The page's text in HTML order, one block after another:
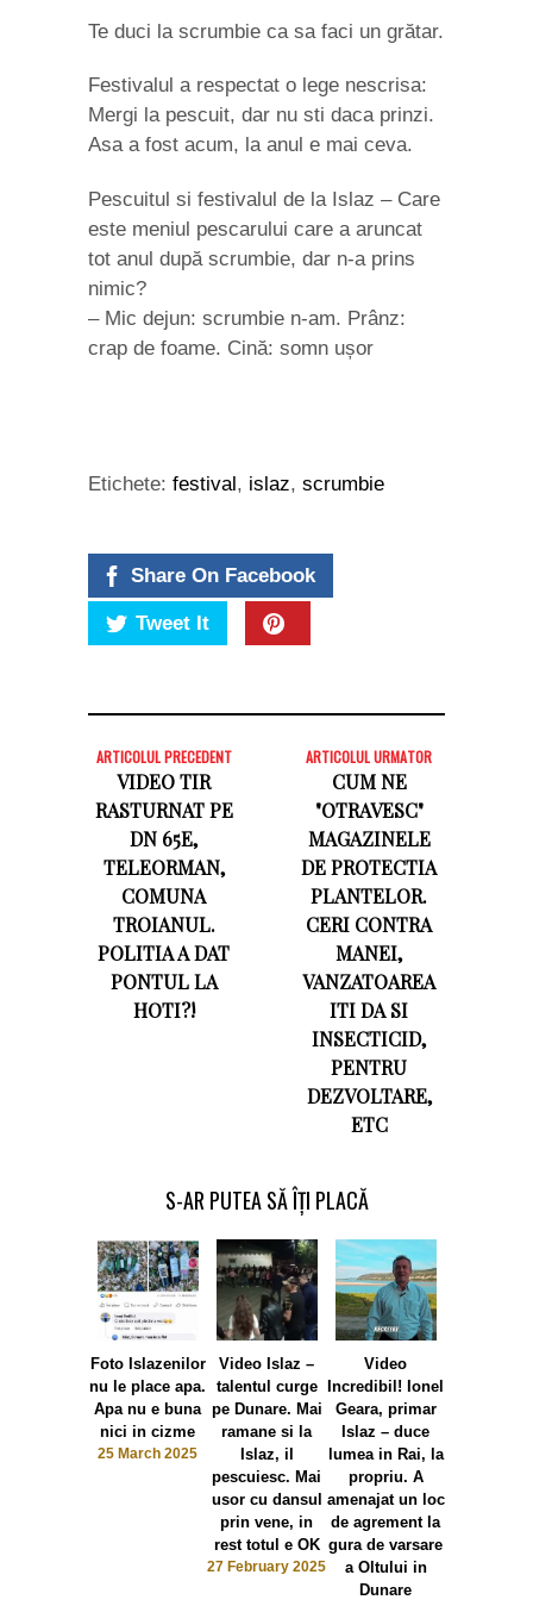
Te duci la scrumbie ca sa faci un grătar.
Festivalul a respectat o lege nescrisa:
Mergi la pescuit, dar nu sti daca prinzi.
Asa a fost acum, la anul e mai ceva.
Pescuitul si festivalul de la Islaz – Care
este meniul pescarului care a aruncat
tot anul după scrumbie, dar n-a prins
nimic?
– Mic dejun: scrumbie n-am. Prânz:
crap de foame. Cină: somn ușor
Etichete: festival, islaz, scrumbie
Share On Facebook
Tweet It
ARTICOLUL PRECEDENT
VIDEO TIR
RASTURNAT PE
DN 65E,
TELEORMAN,
COMUNA
TROIANUL.
POLITIA A DAT
PONTUL LA
HOTI?!
ARTICOLUL URMATOR
CUM NE
"OTRAVESC"
MAGAZINELE
DE PROTECTIA
PLANTELOR.
CERI CONTRA
MANEI,
VANZATOAREA
ITI DA SI
INSECTICID,
PENTRU
DEZVOLTARE,
ETC
S-AR PUTEA SĂ ÎȚI PLACĂ
Foto Islazenilor
nu le place apa.
Apa nu e buna
nici in cizme
25 March 2025
Video Islaz –
talentul curge
pe Dunare. Mai
ramane si la
Islaz, il
pescuiesc. Mai
usor cu dansul
prin vene, in
rest totul e OK
27 February 2025
Video
Incredibil! Ionel
Geara, primar
Islaz – duce
lumea in Rai, la
propriu. A
amenajat un loc
de agrement la
gura de varsare
a Oltului in
Dunare